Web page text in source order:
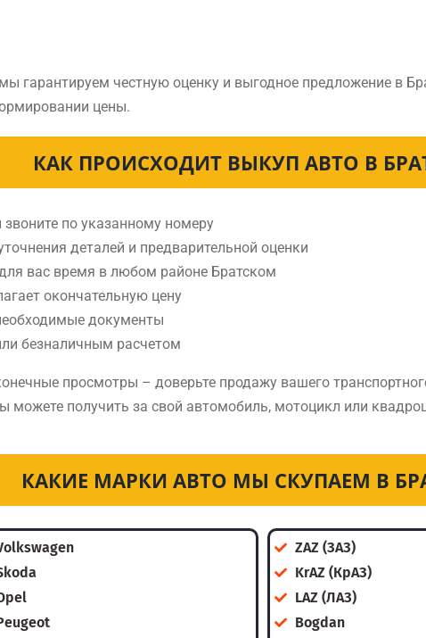
гарантируем честную оценку и выгодное предложение в
цены.
КАК ПРОИСХОДИТ ВЫКУП АВТО В
по указанному номеру
деталей и предварительной оценки
вас время в любом районе Братском
окончательную цену
документы
безналичным расчетом
просмотры – доверьте продажу вашего
можете получить за свой автомобиль, мотоцикл или
КАКИЕ МАРКИ АВТО МЫ СКУПАЕМ В
ZAZ (ЗАЗ)
KrAZ (КрАЗ)
LAZ (ЛАЗ)
Bogdan